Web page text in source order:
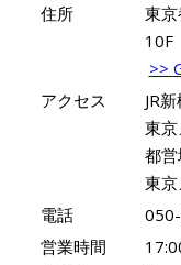
住所
東
10F
>>
アクセス
JR
東
都
東
電話
営業時間